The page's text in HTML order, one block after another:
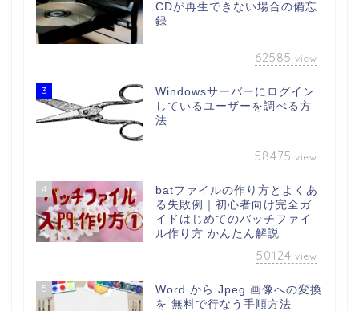
CDが再生できない場合の備忘
録
62585 view
3
Windowsサーバーにログイン
しているユーザーを調べる方
法
58475 view
4
batファイルの作り方とよくあ
る失敗例｜初心者向け完全ガ
イドはじめてのバッチファイ
ル作り方 かんたん解説
50124 view
5
Word から Jpeg 画像への変換
を 無料で行なう手順方法